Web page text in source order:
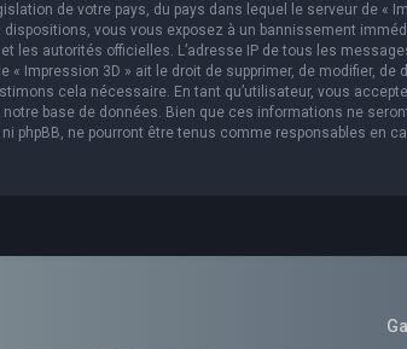
de votre pays, du pays dans lequel le serveur de «
vous vous exposez à un bannissement
les autorités officielles. L’adresse IP de tous les
« Impression 3D » ait le droit de supprimer, de modifier,
cela nécessaire. En tant qu’utilisateur, vous
base de données. Bien que ces informations ne
ni phpBB, ne pourront être tenus comme responsables en